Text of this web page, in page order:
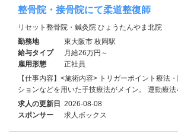
整骨院・接骨院にて柔道整復師
リセット整骨院・鍼灸院 ひょうたんやま北院
勤務地
東大阪市 枚岡駅
給与タイプ
月給26万円～
雇用形態
正社員
【仕事内容】<施術内容> トリガーポイント療法
ションなどを用いた手技療法がメイン。 運動療法
求人の更新日 2026-08-08
スポンサー
求人ボックス